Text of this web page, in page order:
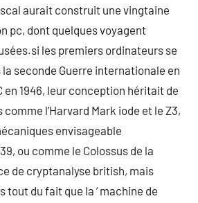
aurait construit une vingtaine
pc, dont quelques voyagent
les premiers ordinateurs se
seconde Guerre internationale en
en 1946, leur conception héritait de
l’Harvard Mark iode et le Z3,
envisageable
ou comme le Colossus de la
de cryptanalyse british, mais
tout du fait que la ‘ machine de